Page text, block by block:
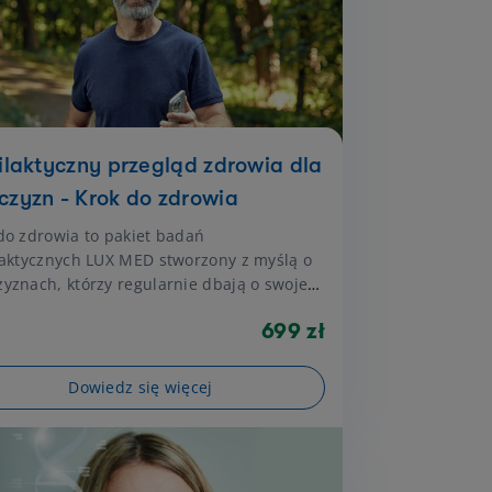
przegląd zdrowia dla
- Krok do zdrowia
zdrowia to pakiet badań
LUX MED stworzony z myślą o
którzy regularnie dbają o swoje
Jeśli bywasz zmęczony, ale na ogół
cywilizacyjne nie wpływają na twój
— ten pakiet jest dla Ciebie.
699 zł
Dowiedz się więcej